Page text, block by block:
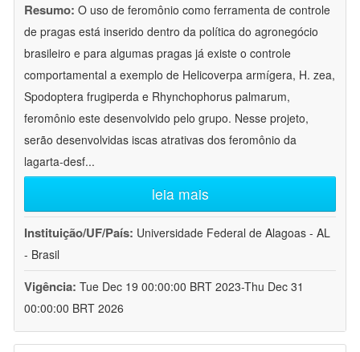
Resumo: O uso de feromônio como ferramenta de controle
de pragas está inserido dentro da política do agronegócio
brasileiro e para algumas pragas já existe o controle
comportamental a exemplo de Helicoverpa armígera, H. zea,
Spodoptera frugiperda e Rhynchophorus palmarum,
feromônio este desenvolvido pelo grupo. Nesse projeto,
serão desenvolvidas iscas atrativas dos feromônio da
lagarta-desf...
leia mais
Instituição/UF/País: Universidade Federal de Alagoas - AL
- Brasil
Vigência: Tue Dec 19 00:00:00 BRT 2023-Thu Dec 31
00:00:00 BRT 2026